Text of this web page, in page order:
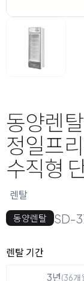
동양렌
정일프
수직형
렌탈
동양렌탈 SD-
옵션 선택
렌탈 선택
렌탈 기간
3년(36개